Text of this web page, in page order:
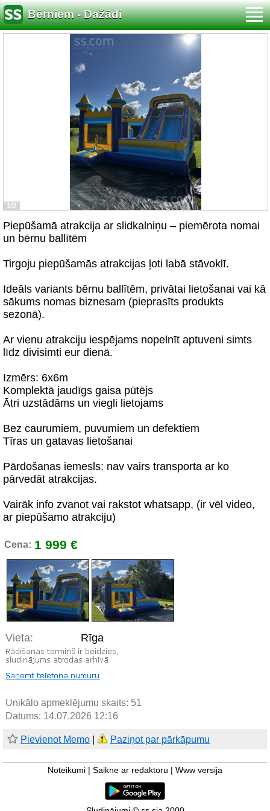
Bērniem - Dažādi
1/2
Piepūšamā atrakcija ar slidkalniņu – piemērota nomai
un bērnu ballītēm
Tirgoju piepūšamās atrakcijas ļoti labā stāvoklī.
Ideāls variants bērnu ballītēm, privātai lietošanai vai kā
sākums nomas biznesam (pieprasīts produkts
sezonā).
Ar vienu atrakciju iespējams nopelnīt aptuveni simts
līdz divisimti eur dienā.
Izmērs: 6x6m
Komplektā jaudīgs gaisa pūtējs
Ātri uzstādāms un viegli lietojams
Bez caurumiem, puvumiem un defektiem
Tīras un gatavas lietošanai
Pārdošanas iemesls: nav vairs transporta ar ko
pārvedāt atrakcijas.
Vairāk info zvanot vai rakstot whatsapp, (ir vēl video,
ar piepūšamo atrakciju)
Cena: 1 999 €
Vieta: Rīga
Unikālo apmeklējumu skaits: 51
Datums: 14.07.2026 12:16
Pievienot Memo Paziņot par pārkāpumu
Noteikumi Saikne ar redaktoru Www versija